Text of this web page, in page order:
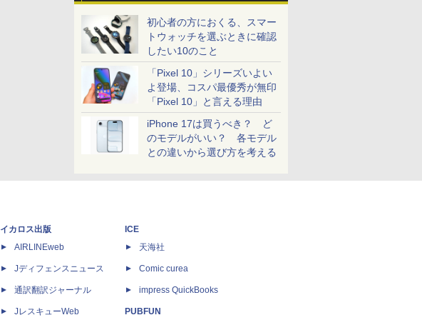
初心者の方におくる、スマー
トウォッチを選ぶときに確認
したい10のこと
「Pixel 10」シリーズいよい
よ登場、コスパ最優秀が無印
「Pixel 10」と言える理由
iPhone 17は買うべき？ ど
のモデルがいい？ 各モデル
との違いから選び方を考える
イカロス出版
AIRLINEweb
Jディフェンスニュース
通訳翻訳ジャーナル
JレスキューWeb
ICE
天海社
Comic curea
impress QuickBooks
PUBFUN